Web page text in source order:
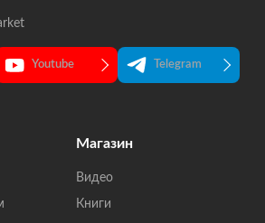
Youtube Telegram
Магазин
Видео
Книги